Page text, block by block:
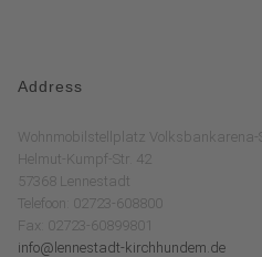
Address
Wohnmobilstellplatz Volksbankarena-
Helmut-Kumpf-Str. 42
57368 Lennestadt
Telefoon: 02723-608800
Fax: 02723-60899801
info@lennestadt-kirchhundem.de